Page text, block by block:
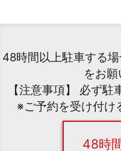
48時間以上駐車する
をお願
【注意事項】 必ず駐
※ご予約を受け付け
48時